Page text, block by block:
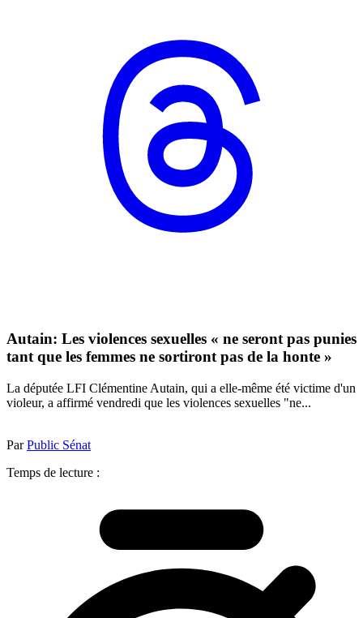
Autain: Les violences sexuelles « ne seront pas punies
tant que les femmes ne sortiront pas de la honte »
La députée LFI Clémentine Autain, qui a elle-même été victime d'un
violeur, a affirmé vendredi que les violences sexuelles "ne...
ParPublic Sénat
Temps de lecture :